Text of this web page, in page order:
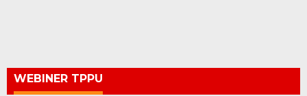
WEBINER TPPU